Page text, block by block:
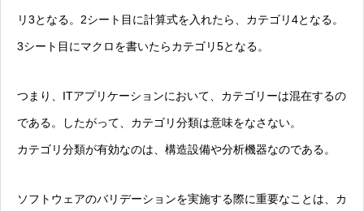
リ3となる。2シート目に計算式を入れたら、カテゴリ4となる。
3シート目にマクロを書いたらカテゴリ5となる。
つまり、ITアプリケーションにおいて、カテゴリーは混在するの
である。したがって、カテゴリ分類は意味をなさない。
カテゴリ分類が有効なのは、構造設備や分析機器なのである。
ソフトウェアのバリデーションを実施する際に重要なことは、カ